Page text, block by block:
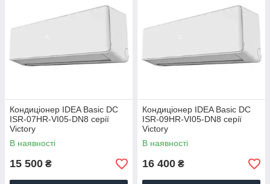
Кондиціонер IDEA Basic DC
ISR-07HR-VI05-DN8 серії
Victory
В наявності
15 500 ₴
Кондиціонер IDEA Basic DC
ISR-09HR-VI05-DN8 серії
Victory
В наявності
16 400 ₴